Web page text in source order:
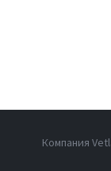
Компания